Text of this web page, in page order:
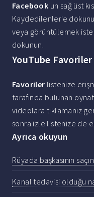
Facebook'un sağ üst
Kaydedilenler'e
veya görüntülemek
dokunun.
YouTube
Favoriler listenize
tarafında bulunan
videolara tıklamanız
sonra izle listenize de
Ayrıca okuyun
Rüyada başkasının
Kanal tedavisi olduğu